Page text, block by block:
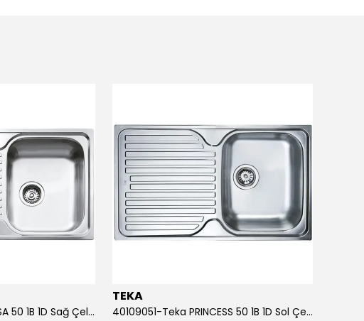
40109218-Teka NERİSSA 50 1B 1D Sağ Çelik Eviye
TEKA
40109051-Teka PRINCESS 50 1B 1D Sol Çelik Eviye